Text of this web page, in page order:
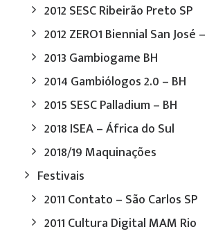
2012 SESC Ribeirão Preto SP
2012 ZERO1 Biennial San José
2013 Gambiogame BH
2014 Gambiólogos 2.0 – BH
2015 SESC Palladium – BH
2018 ISEA – África do Sul
2018/19 Maquinações
Festivais
2011 Contato – São Carlos SP
2011 Cultura Digital MAM Rio